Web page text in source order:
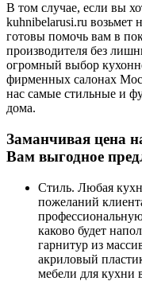
В том случае, если вы
kuhnibelarusi.ru
готовы помочь вам в
производителя без
огромный выбор
фирменных салонах
нас самые стильные и
дома.
Заманчивая цена
Вам выгодное
Стиль. Любая
пожеланий
каково будет
гарнитур из
акриловый
мебели для кухни